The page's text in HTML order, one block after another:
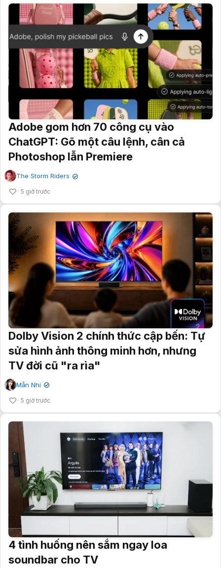
Adobe gom hơn 70 công cụ vào
ChatGPT: Gõ một câu lệnh, cân cả
Photoshop lẫn Premiere
The Storm Riders ✔
5 giờ trước
Dolby Vision 2 chính thức cập bến: Tự
sửa hình ảnh thông minh hơn, nhưng
TV đời cũ "ra rìa"
Mẫn Nhi ✔
5 giờ trước
4 tình huống nên sắm ngay loa
soundbar cho TV